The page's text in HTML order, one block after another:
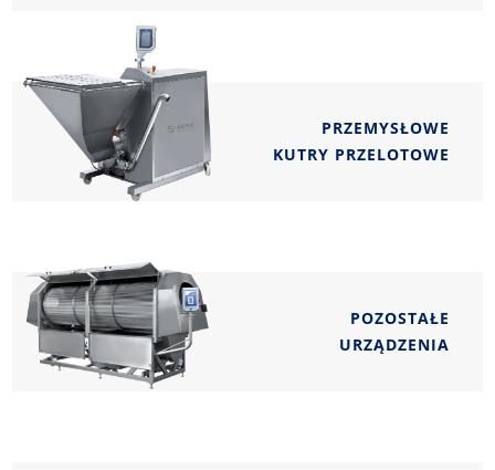
PRZEMYSŁOWE
KUTRY PRZELOTOWE
POZOSTAŁE
URZĄDZENIA